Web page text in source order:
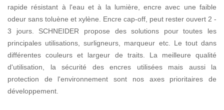
rapide résistant à l'eau et à la lumière, encre avec une faible
odeur sans toluène et xylène. Encre cap-off, peut rester ouvert 2 -
3 jours. SCHNEIDER propose des solutions pour toutes les
principales utilisations, surligneurs, marqueur etc. Le tout dans
différentes couleurs et largeur de traits. La meilleure qualité
d'utilisation, la sécurité des encres utilisées mais aussi la
protection de l'environnement sont nos axes prioritaires de
développement.